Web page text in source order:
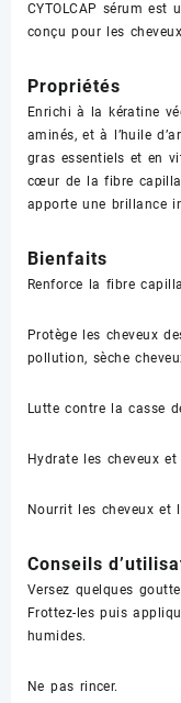
CYTOLCAP sérum est
conçu pour les
Propriétés
Enrichi à la kératine
aminés, et à l’huile
gras essentiels et en
cœur de la fibre
apporte une brillance
Bienfaits
Renforce la fibre
Protège les cheveux
pollution, sèche
Lutte contre la casse
Hydrate les cheveux
Nourrit les cheveux et
Conseils
Versez quelques
Frottez-les puis
humides.
Ne pas rincer.